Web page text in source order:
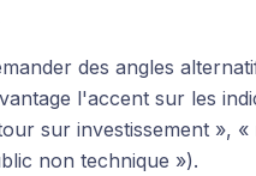
des angles
l'accent sur les
sur investissement »,
non technique »).